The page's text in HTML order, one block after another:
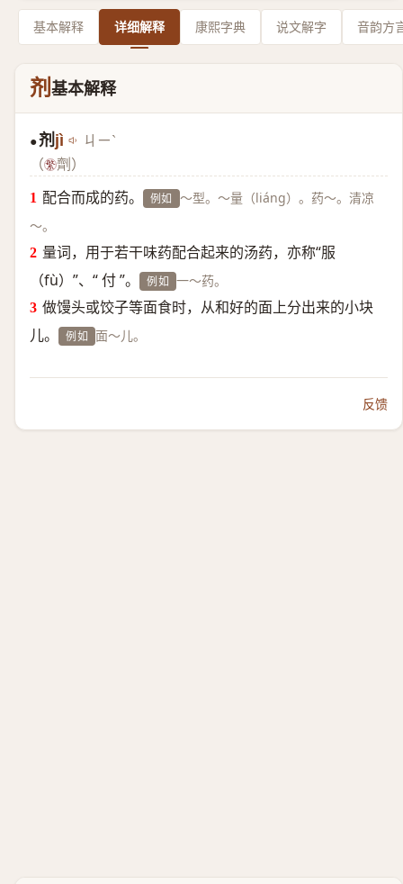
基本解释 详细解释 康熙字典 说文解字 音韵方
剂 基本解释
●剂jì ㄐㄧˋ
（
劑）
配合而成的药。
例如 ～型。～量（liáng）。药～。清凉
～。
量词，用于若干味药配合起来的汤药，亦称“服
（fù）”、“ 付 ”。
例如 一～药。
做馒头或饺子等面食时，从和好的面上分出来的小块
儿。
例如 面～儿。
反馈